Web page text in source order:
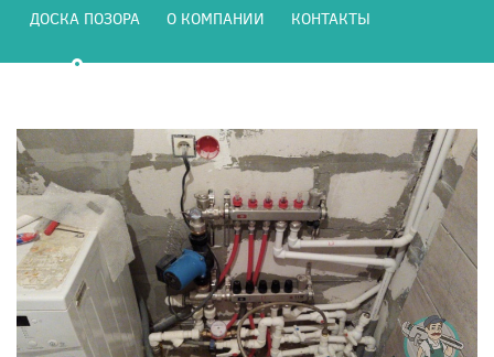
ДОСКА ПОЗОРА О КОМПАНИИ КОНТАКТЫ